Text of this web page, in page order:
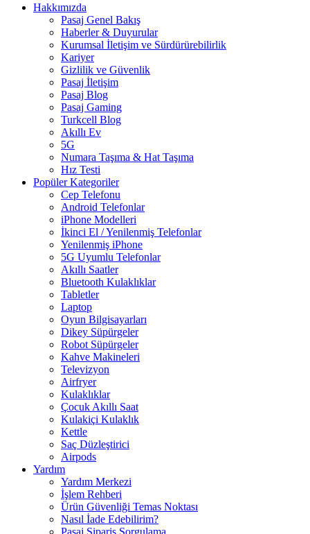
Hakkımızda
Pasaj Genel Bakış
Haberler & Duyurular
Kurumsal İletişim ve Sürdürürebilirlik
Kariyer
Gizlilik ve Güvenlik
Pasaj İletişim
Pasaj Blog
Pasaj Gaming
Turkcell Blog
Akıllı Ev
5G
Numara Taşıma & Hat Taşıma
Hız Testi
Popüler Kategoriler
Cep Telefonu
Android Telefonlar
iPhone Modelleri
İkinci El / Yenilenmiş Telefonlar
Yenilenmiş iPhone
5G Uyumlu Telefonlar
Akıllı Saatler
Bluetooth Kulaklıklar
Tabletler
Laptop
Oyun Bilgisayarları
Dikey Süpürgeler
Robot Süpürgeler
Kahve Makineleri
Televizyon
Airfryer
Kulaklıklar
Çocuk Akıllı Saat
Kulakiçi Kulaklık
Kettle
Saç Düzleştirici
Airpods
Yardım
Yardım Merkezi
İşlem Rehberi
Ürün Güvenliği Temas Noktası
Nasıl İade Edebilirim?
Pasaj Sipariş Sorgulama